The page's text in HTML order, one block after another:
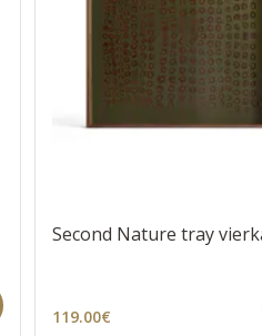
Second Nature tray
119.00€